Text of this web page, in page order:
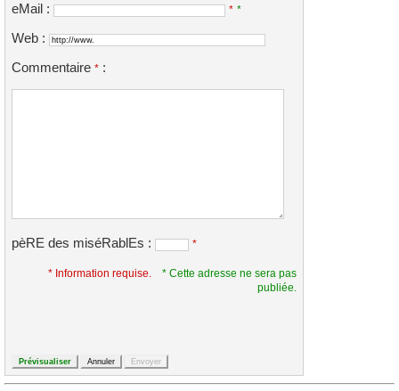
eMail : * *
Web :
Commentaire * :
pèRE des miséRablEs : *
* Information requise.
* Cette adresse ne sera pas
publiée.